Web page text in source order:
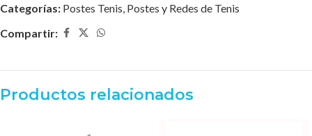
Categorías: Postes Tenis Postes y Redes de Tenis
Compartir:
Productos relacionados